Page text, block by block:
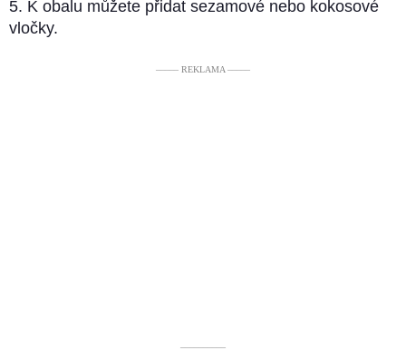
5. K obalu můžete přidat sezamové nebo kokosové
vločky.
––––– REKLAMA –––––
––––––––––